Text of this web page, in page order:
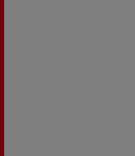
Garantias do